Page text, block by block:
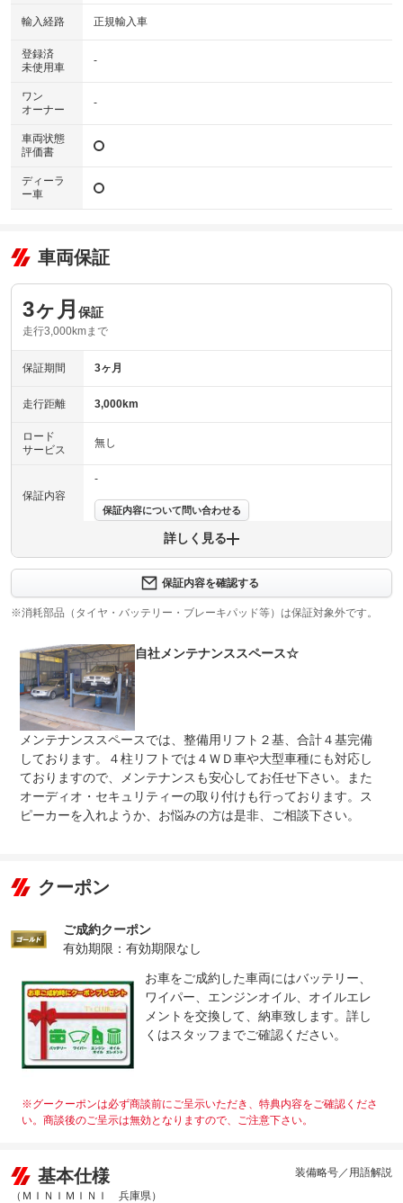
輸入経路 正規輸入車
登録済
未使用車
-
ワン
オーナー
-
車両状態
評価書
ディーラ
ー車
車両保証
3ヶ月 保証
走行3,000kmまで
保証期間 3ヶ月
走行距離 3,000km
ロード
サービス
無し
保証内容
-
保証内容について問い合わせる
上限金額
免責金 無し
保証修理
受付先
-
法定整備
整備付 法定12ヶ月または法定24ヶ月点検整備付
※車検なし・車検整備付の場合は法定24ヶ月点検整備付
※商用車は6ヶ月または12ヶ月点検整備付
法定整備
について
整備内容詳細については、販売店にご確認ください。
詳しく見る
保証内容を確認する
※消耗部品（タイヤ・バッテリー・ブレーキパッド等）は保証対象外です。
自社メンテナンススペース☆
メンテナンススペースでは、整備用リフト２基、合計４基完備
しております。４柱リフトでは４ＷＤ車や大型車種にも対応し
ておりますので、メンテナンスも安心してお任せ下さい。また
オーディオ・セキュリティーの取り付けも行っております。ス
ピーカーを入れようか、お悩みの方は是非、ご相談下さい。
クーポン
ご成約クーポン
有効期限：有効期限なし
お車をご成約した車両にはバッテリー、
ワイパー、エンジンオイル、オイルエレ
メントを交換して、納車致します。詳し
くはスタッフまでご確認ください。
※グークーポンは必ず商談前にご呈示いただき、特典内容をご確認くださ
い。商談後のご呈示は無効となりますので、ご注意下さい。
基本仕様
（ＭＩＮＩＭＩＮＩ 兵庫県）
装備略号／用語解説